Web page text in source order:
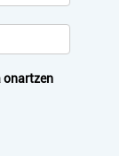
onartzen